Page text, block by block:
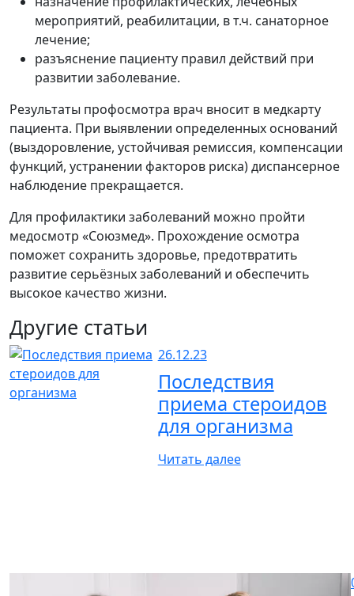
мероприятий, реабилитации, в т.ч. санаторное
лечение;
разъяснение пациенту правил действий при
развитии заболевание.
Результаты профосмотра врач вносит в медкарту
пациента. При выявлении определенных оснований
(выздоровление, устойчивая ремиссия, компенсации
функций, устранении факторов риска) диспансерное
наблюдение прекращается.
Для профилактики заболеваний можно пройти
медосмотр «Союзмед». Прохождение осмотра
поможет сохранить здоровье, предотвратить
развитие серьёзных заболеваний и обеспечить
высокое качество жизни.
Другие статьи
26.12.23
Последствия
приема стероидов
для организма
Читать далее